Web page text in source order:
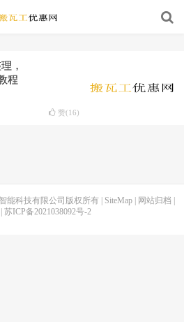
，
程
赞(16)
能科技有限公司版权所有 | SiteMap| 网站归档
苏ICP备2021038092号-2